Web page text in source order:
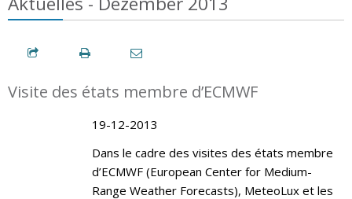
Visite des états membre d’ECMWF
19-12-2013
Dans le cadre des visites des états membre
d’ECMWF (European Center for Medium-
Range Weather Forecasts), MeteoLux et les